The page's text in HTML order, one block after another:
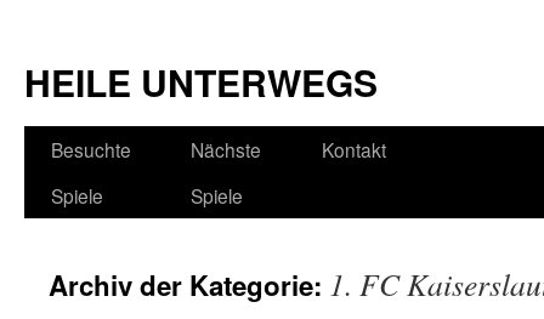
HEILE UNTERWEGS
Besuchte
Spiele
Nächste
Spiele
Kontakt
Archiv der Kategorie: 1. FC